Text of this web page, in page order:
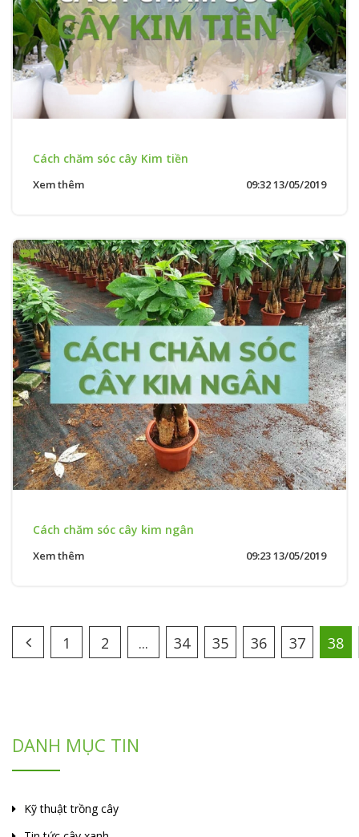
Cách chăm sóc cây Kim tiền
Xem thêm 09:32 13/05/2019
Cách chăm sóc cây kim ngân
Xem thêm 09:23 13/05/2019
1 2 ... 34 35 36 37 38
DANH MỤC TIN
Kỹ thuật trồng cây